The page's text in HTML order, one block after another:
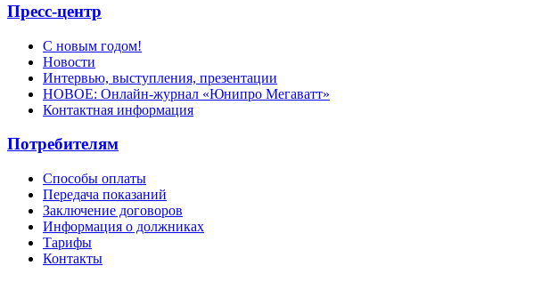
Пресс-центр
С новым годом!
Новости
Интервью, выступления, презентации
НОВОЕ: Онлайн-журнал «Юнипро Мегаватт»
Контактная информация
Потребителям
Способы оплаты
Передача показаний
Заключение договоров
Информация о должниках
Тарифы
Контакты